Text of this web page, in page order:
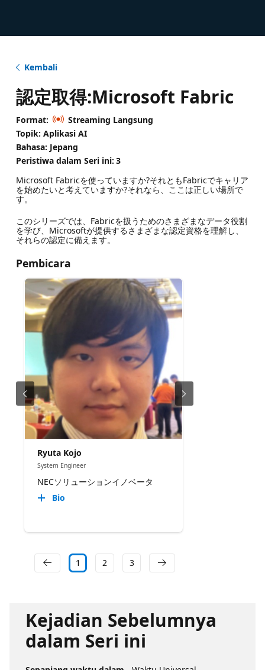
Kembali
認定取得:Microsoft Fabric
Format:
Streaming Langsung
Topik: Aplikasi AI
Bahasa: Jepang
Peristiwa dalam Seri ini: 3
Microsoft Fabricを使っていますか?それともFabricでキャリア
を始めたいと考えていますか?それなら、ここは正しい場所で
す。
このシリーズでは、Fabricを扱うためのさまざまなデータ役割
を学び、Microsoftが提供するさまざまな認定資格を理解し、
それらの認定に備えます。
Pembicara
Ryuta Kojo
System Engineer
NECソリューションイノベータ
Bio
1 2 3
Kejadian Sebelumnya
dalam Seri ini